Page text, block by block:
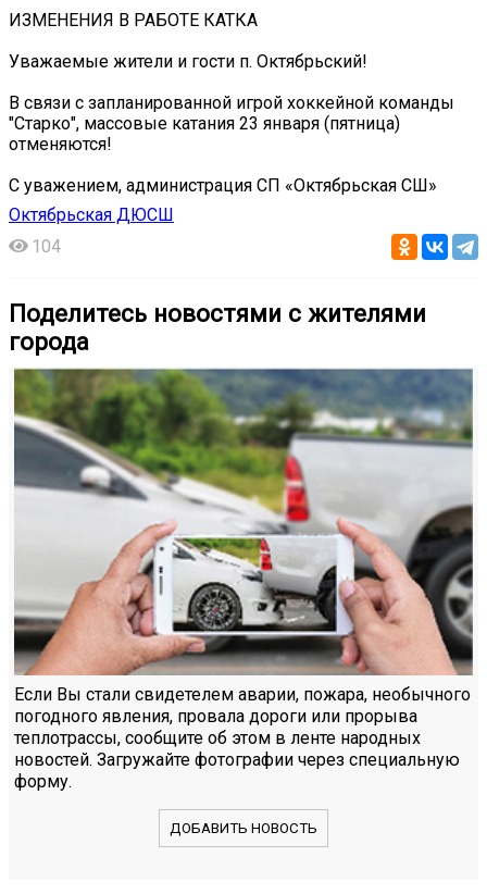
ИЗМЕНЕНИЯ В РАБОТЕ КАТКА
Уважаемые жители и гости п. Октябрьский!
В связи с запланированной игрой хоккейной команды
"Старко", массовые катания 23 января (пятница)
отменяются!
С уважением, администрация СП «Октябрьская СШ»
Октябрьская ДЮСШ
104
Поделитесь новостями с жителями
города
Если Вы стали свидетелем аварии, пожара, необычного
погодного явления, провала дороги или прорыва
теплотрассы, сообщите об этом в ленте народных
новостей. Загружайте фотографии через специальную
форму.
ДОБАВИТЬ НОВОСТЬ